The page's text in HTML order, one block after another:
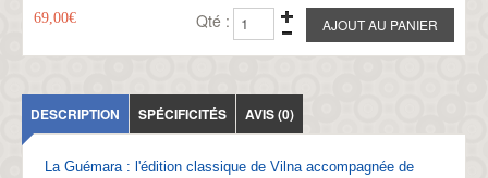
69,00€ Qté :
DESCRIPTION SPÉCIFICITÉS AVIS (0)
La Guémara : l'édition classique de Vilna accompagnée de